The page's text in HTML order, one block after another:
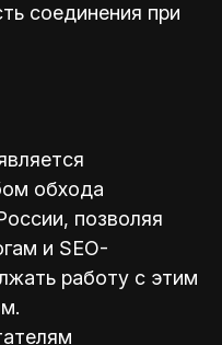
соединения при
обхода
позволяя
и SEO-
работу с этим